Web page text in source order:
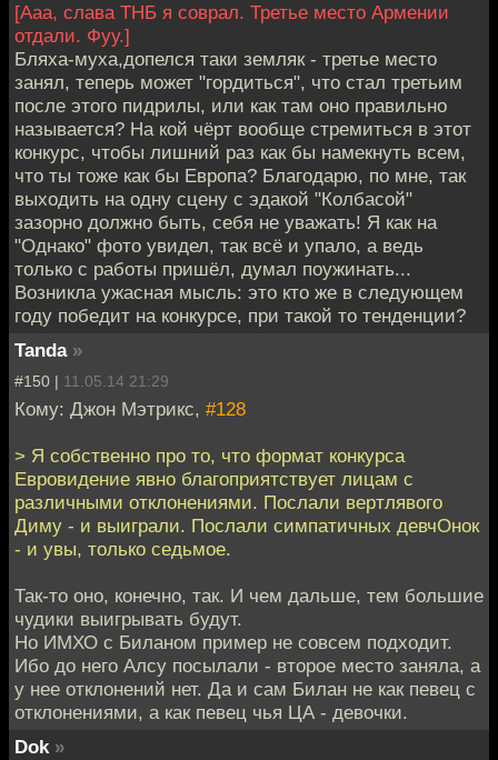
[Ааа, слава ТНБ я соврал. Третье место Армении
отдали. Фуу.]
Бляха-муха,допелся таки земляк - третье место
занял, теперь может "гордиться", что стал третьим
после этого пидрилы, или как там оно правильно
называется? На кой чёрт вообще стремиться в этот
конкурс, чтобы лишний раз как бы намекнуть всем,
что ты тоже как бы Европа? Благодарю, по мне, так
выходить на одну сцену с эдакой "Колбасой"
зазорно должно быть, себя не уважать! Я как на
"Однако" фото увидел, так всё и упало, а ведь
только с работы пришёл, думал поужинать...
Возникла ужасная мысль: это кто же в следующем
году победит на конкурсе, при такой то тенденции?
Tanda »
#150 | 11.05.14 21:29
Кому: Джон Мэтрикс, #128
> Я собственно про то, что формат конкурса
Евровидение явно благоприятствует лицам с
различными отклонениями. Послали вертлявого
Диму - и выиграли. Послали симпатичных девчОнок
- и увы, только седьмое.
Так-то оно, конечно, так. И чем дальше, тем большие
чудики выигрывать будут.
Но ИМХО с Биланом пример не совсем подходит.
Ибо до него Алсу посылали - второе место заняла, а
у нее отклонений нет. Да и сам Билан не как певец с
отклонениями, а как певец чья ЦА - девочки.
Dok »